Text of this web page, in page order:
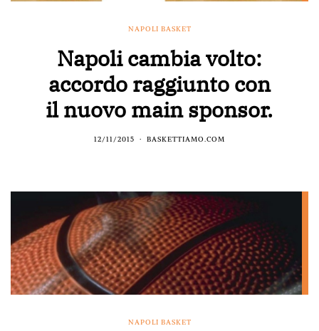
NAPOLI BASKET
Napoli cambia volto:
accordo raggiunto con
il nuovo main sponsor.
12/11/2015 BASKETTIAMO.COM
NAPOLI BASKET